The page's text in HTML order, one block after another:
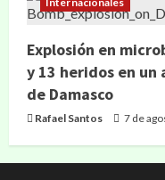
Explosión en
y 13 heridos en
de Damasco
Rafael Santos 7 de